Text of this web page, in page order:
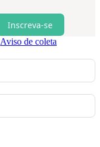
Inscreva-se
Aviso de coleta